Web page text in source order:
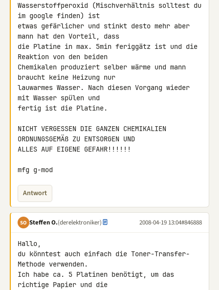
Wasserstoffperoxid (Mischverhältnis solltest du
im google finden) ist
etwas gefärlicher und stinkt desto mehr aber
mann hat den Vorteil, dass
die Platine in max. 5min feriggätz ist und die
Reaktion von den beiden
Chemikalen produziert selber wärme und mann
braucht keine Heizung nur
lauwarmes Wasser. Nach diesen Vorgang wieder
mit Wasser spülen und
fertig ist die Platine.
NICHT VERGESSEN DIE GANZEN CHEMIKALIEN
ORDNUNGSGEMÄß ZU ENTSORGEN UND
ALLES AUF EIGENE GEFAHR!!!!!!
mfg g-mod
Antwort
SO Steffen O.(derelektroniker) 2008-04-19 13:04#846888
Hallo,
du könntest auch einfach die Toner-Transfer-
Methode verwenden.
Ich habe ca. 5 Platinen benötigt, um das
richtige Papier und die